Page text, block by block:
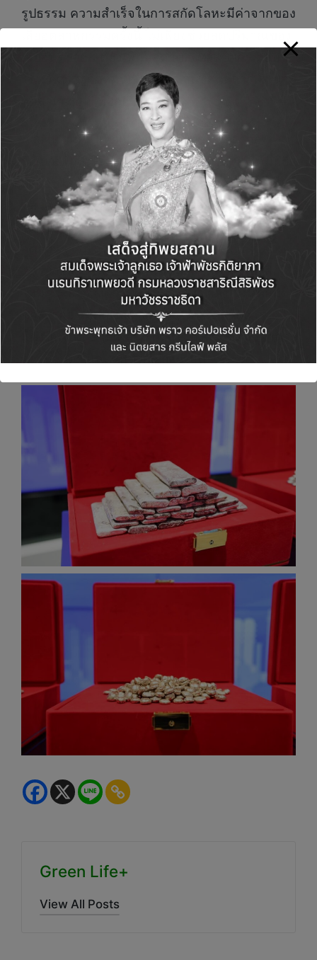
รูปธรรม ความสำเร็จในการสกัดโลหะมีค่าจากของ
โจทย์เศรษฐกิจหมุนเวียน และสนับสนุนการพัฒนา
อุตสาหกรรมไทยอย่างยั่งยืน”
ภายในงาน “Urban Mining: Unlocking the
Future with Precious Metal Recovery” ได้มีพิธี
ส่งมอบโลหะมีค่าที่สกัดได้จากตัวเร่งปฏิกิริยาใช้
แล้วอย่างเป็นทางการ ซึ่งสะท้อนถึงความก้าวหน้า
ในการจัดการทรัพยากรอย่างยั่งยืนของภาค
อุตสาหกรรมไทย ความสำเร็จครั้งนี้เป็นอีกหนึ่ง
ตัวอย่างของ GC StandOut ที่กล้าคิด กล้าทำสิ่ง
ใหม่ๆ เพื่อสร้างความแตกต่างอย่างยั่งยืนในทุกมิติ
ของธุรกิจ ไม่เพียงสร้างความได้เปรียบในการ
แข่งขัน แต่ยังขับเคลื่อนให้ GC มุ่งสู่ธุรกิจมูลค่าสูง
Green Life+
View All Posts